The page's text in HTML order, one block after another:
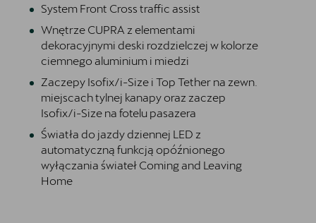
System Front Cross traffic assist
Wnętrze CUPRA z elementami
dekoracyjnymi deski rozdzielczej w kolorze
ciemnego aluminium i miedzi
Zaczepy Isofix/i-Size i Top Tether na zewn.
miejscach tylnej kanapy oraz zaczep
Isofix/i-Size na fotelu pasazera
Światła do jazdy dziennej LED z
automatyczną funkcją opóźnionego
wyłączania świateł Coming and Leaving
Home